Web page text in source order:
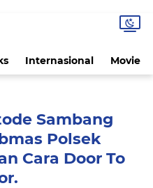
Internasional Movie
Sambang
Polsek
Cara Door To